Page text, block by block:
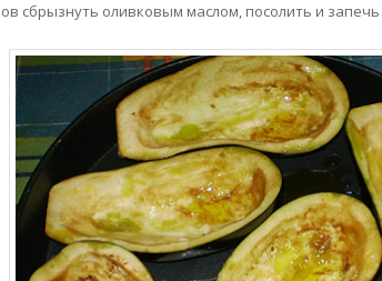
сбрызнуть оливковым маслом, посолить и запечь